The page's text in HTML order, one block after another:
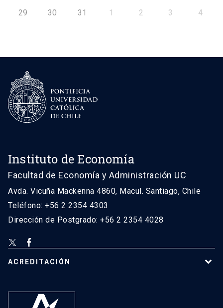
29 30 31 1 2 3 4
Instituto de Economía
Facultad de Economía y Administración UC
Avda. Vicuña Mackenna 4860, Macul. Santiago, Chile
Teléfono: +56 2 2354 4303
Dirección de Postgrado: +56 2 2354 4028
ACREDITACIÓN